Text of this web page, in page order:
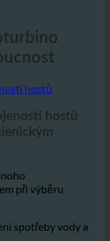
hostů
hostů
při výběru